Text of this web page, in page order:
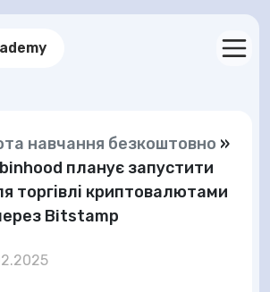
навчання безкоштовно »
планує запустити
торгівлі криптовалютами
Bitstamp